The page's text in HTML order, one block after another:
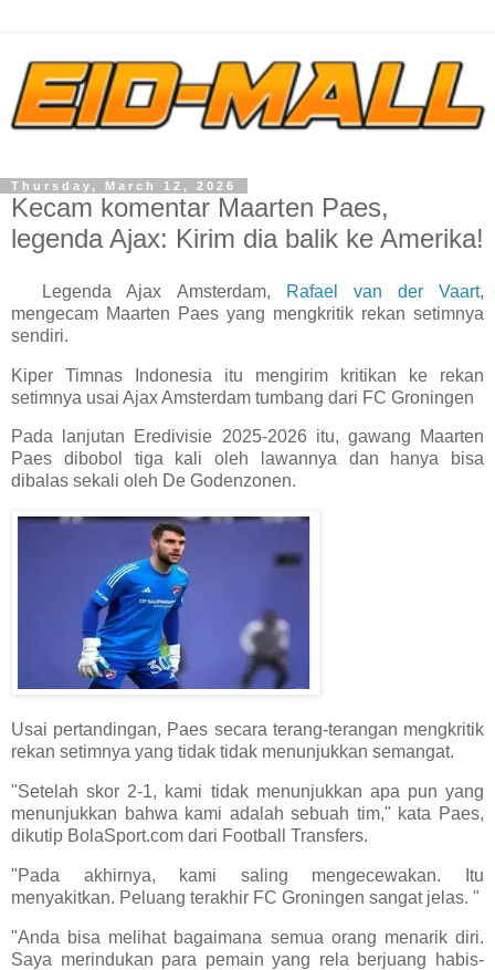
Thursday, March 12, 2026
Kecam komentar Maarten Paes,
legenda Ajax: Kirim dia balik ke Amerika!
Legenda Ajax Amsterdam, Rafael van der Vaart,
mengecam Maarten Paes yang mengkritik rekan setimnya
sendiri.
Kiper Timnas Indonesia itu mengirim kritikan ke rekan
setimnya usai Ajax Amsterdam tumbang dari FC Groningen
Pada lanjutan Eredivisie 2025-2026 itu, gawang Maarten
Paes dibobol tiga kali oleh lawannya dan hanya bisa
dibalas sekali oleh De Godenzonen.
Usai pertandingan, Paes secara terang-terangan mengkritik
rekan setimnya yang tidak tidak menunjukkan semangat.
"Setelah skor 2-1, kami tidak menunjukkan apa pun yang
menunjukkan bahwa kami adalah sebuah tim," kata Paes,
dikutip BolaSport.com dari Football Transfers.
"Pada akhirnya, kami saling mengecewakan. Itu
menyakitkan. Peluang terakhir FC Groningen sangat jelas. "
"Anda bisa melihat bagaimana semua orang menarik diri.
Saya merindukan para pemain yang rela berjuang habis-